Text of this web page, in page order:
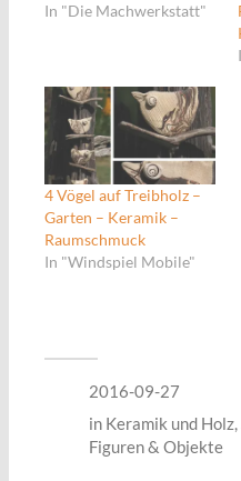
In "Die Machwerkstatt"
4 Vögel auf Treibholz –
Garten – Keramik –
Raumschmuck
In "Windspiel Mobile"
2016-09-27
in Keramik und Holz,
Figuren & Objekte